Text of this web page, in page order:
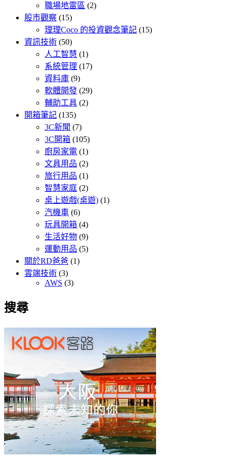
職場地雷區 (2)
股市觀察 (15)
理理Coco 的投資觀念筆記 (15)
資訊技術 (50)
人工智慧 (1)
系統管理 (17)
資料庫 (9)
軟體開發 (29)
輔助工具 (2)
開箱筆記 (135)
3C新聞 (7)
3C開箱 (105)
廚房家電 (1)
文具用品 (2)
旅行用品 (1)
智慧家庭 (2)
桌上遊戲(桌遊) (1)
汽機車 (6)
玩具開箱 (4)
生活好物 (9)
運動用品 (5)
關於RD爸爸 (1)
雲端技術 (3)
AWS (3)
搜尋